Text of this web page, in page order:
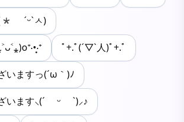
ˊᵕˋㅅ)
ﾟ+.ﾟ(´▽`人)ﾟ+.ﾟ
いますっ(´ω｀)ﾉ
います⸜(´ ᵕ `)⸝♪